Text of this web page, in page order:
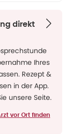
direkt
Ihres
Rezept &
in der App.
unsere Seite.
vor Ort finden